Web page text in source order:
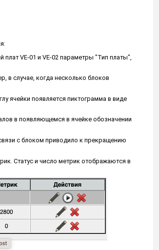
VE-01 и VE-02 параметры "Тип платы",
в случае, когда несколько блоков
ячейки появляется пиктограмма в виде
в появляющемся в ячейке обозначении
с блоком приводило к прекращению
Статус и число метрик отображаются в